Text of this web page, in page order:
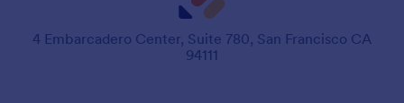
4 Embarcadero Center, Suite 780, San Francisco CA
94111